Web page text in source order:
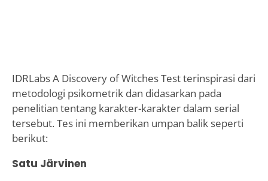
IDRLabs A Discovery of Witches Test terinspirasi dari
metodologi psikometrik dan didasarkan pada
penelitian tentang karakter-karakter dalam serial
tersebut. Tes ini memberikan umpan balik seperti
berikut:
Satu Järvinen